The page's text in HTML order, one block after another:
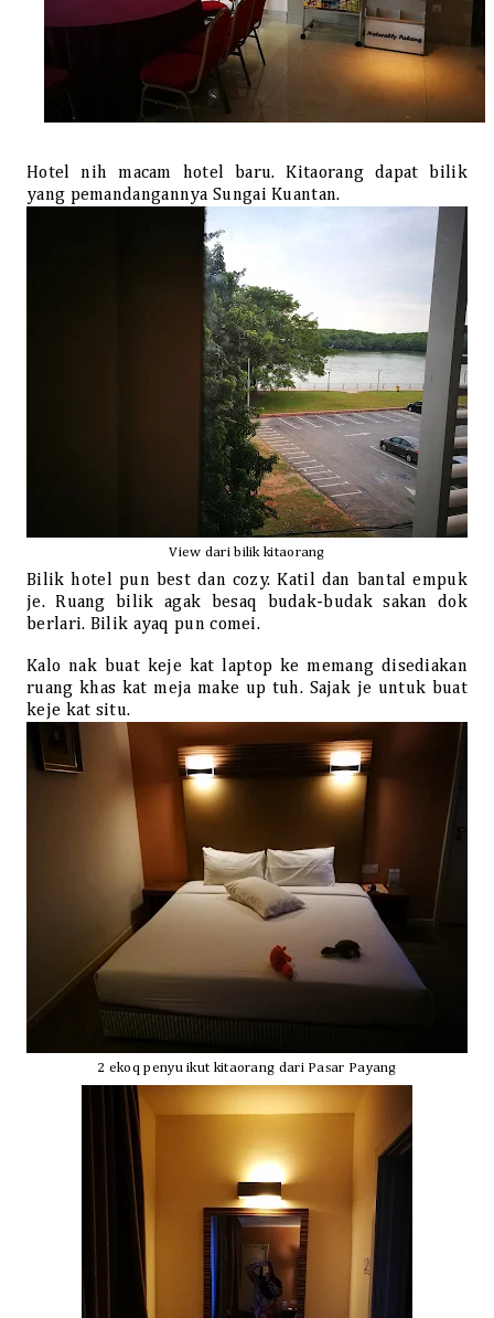
Hotel nih macam hotel baru. Kitaorang dapat bilik
yang pemandangannya Sungai Kuantan.
View dari bilik kitaorang
Bilik hotel pun best dan cozy. Katil dan bantal empuk
je. Ruang bilik agak besaq budak-budak sakan dok
berlari. Bilik ayaq pun comei.
Kalo nak buat keje kat laptop ke memang disediakan
ruang khas kat meja make up tuh. Sajak je untuk buat
keje kat situ.
2 ekoq penyu ikut kitaorang dari Pasar Payang